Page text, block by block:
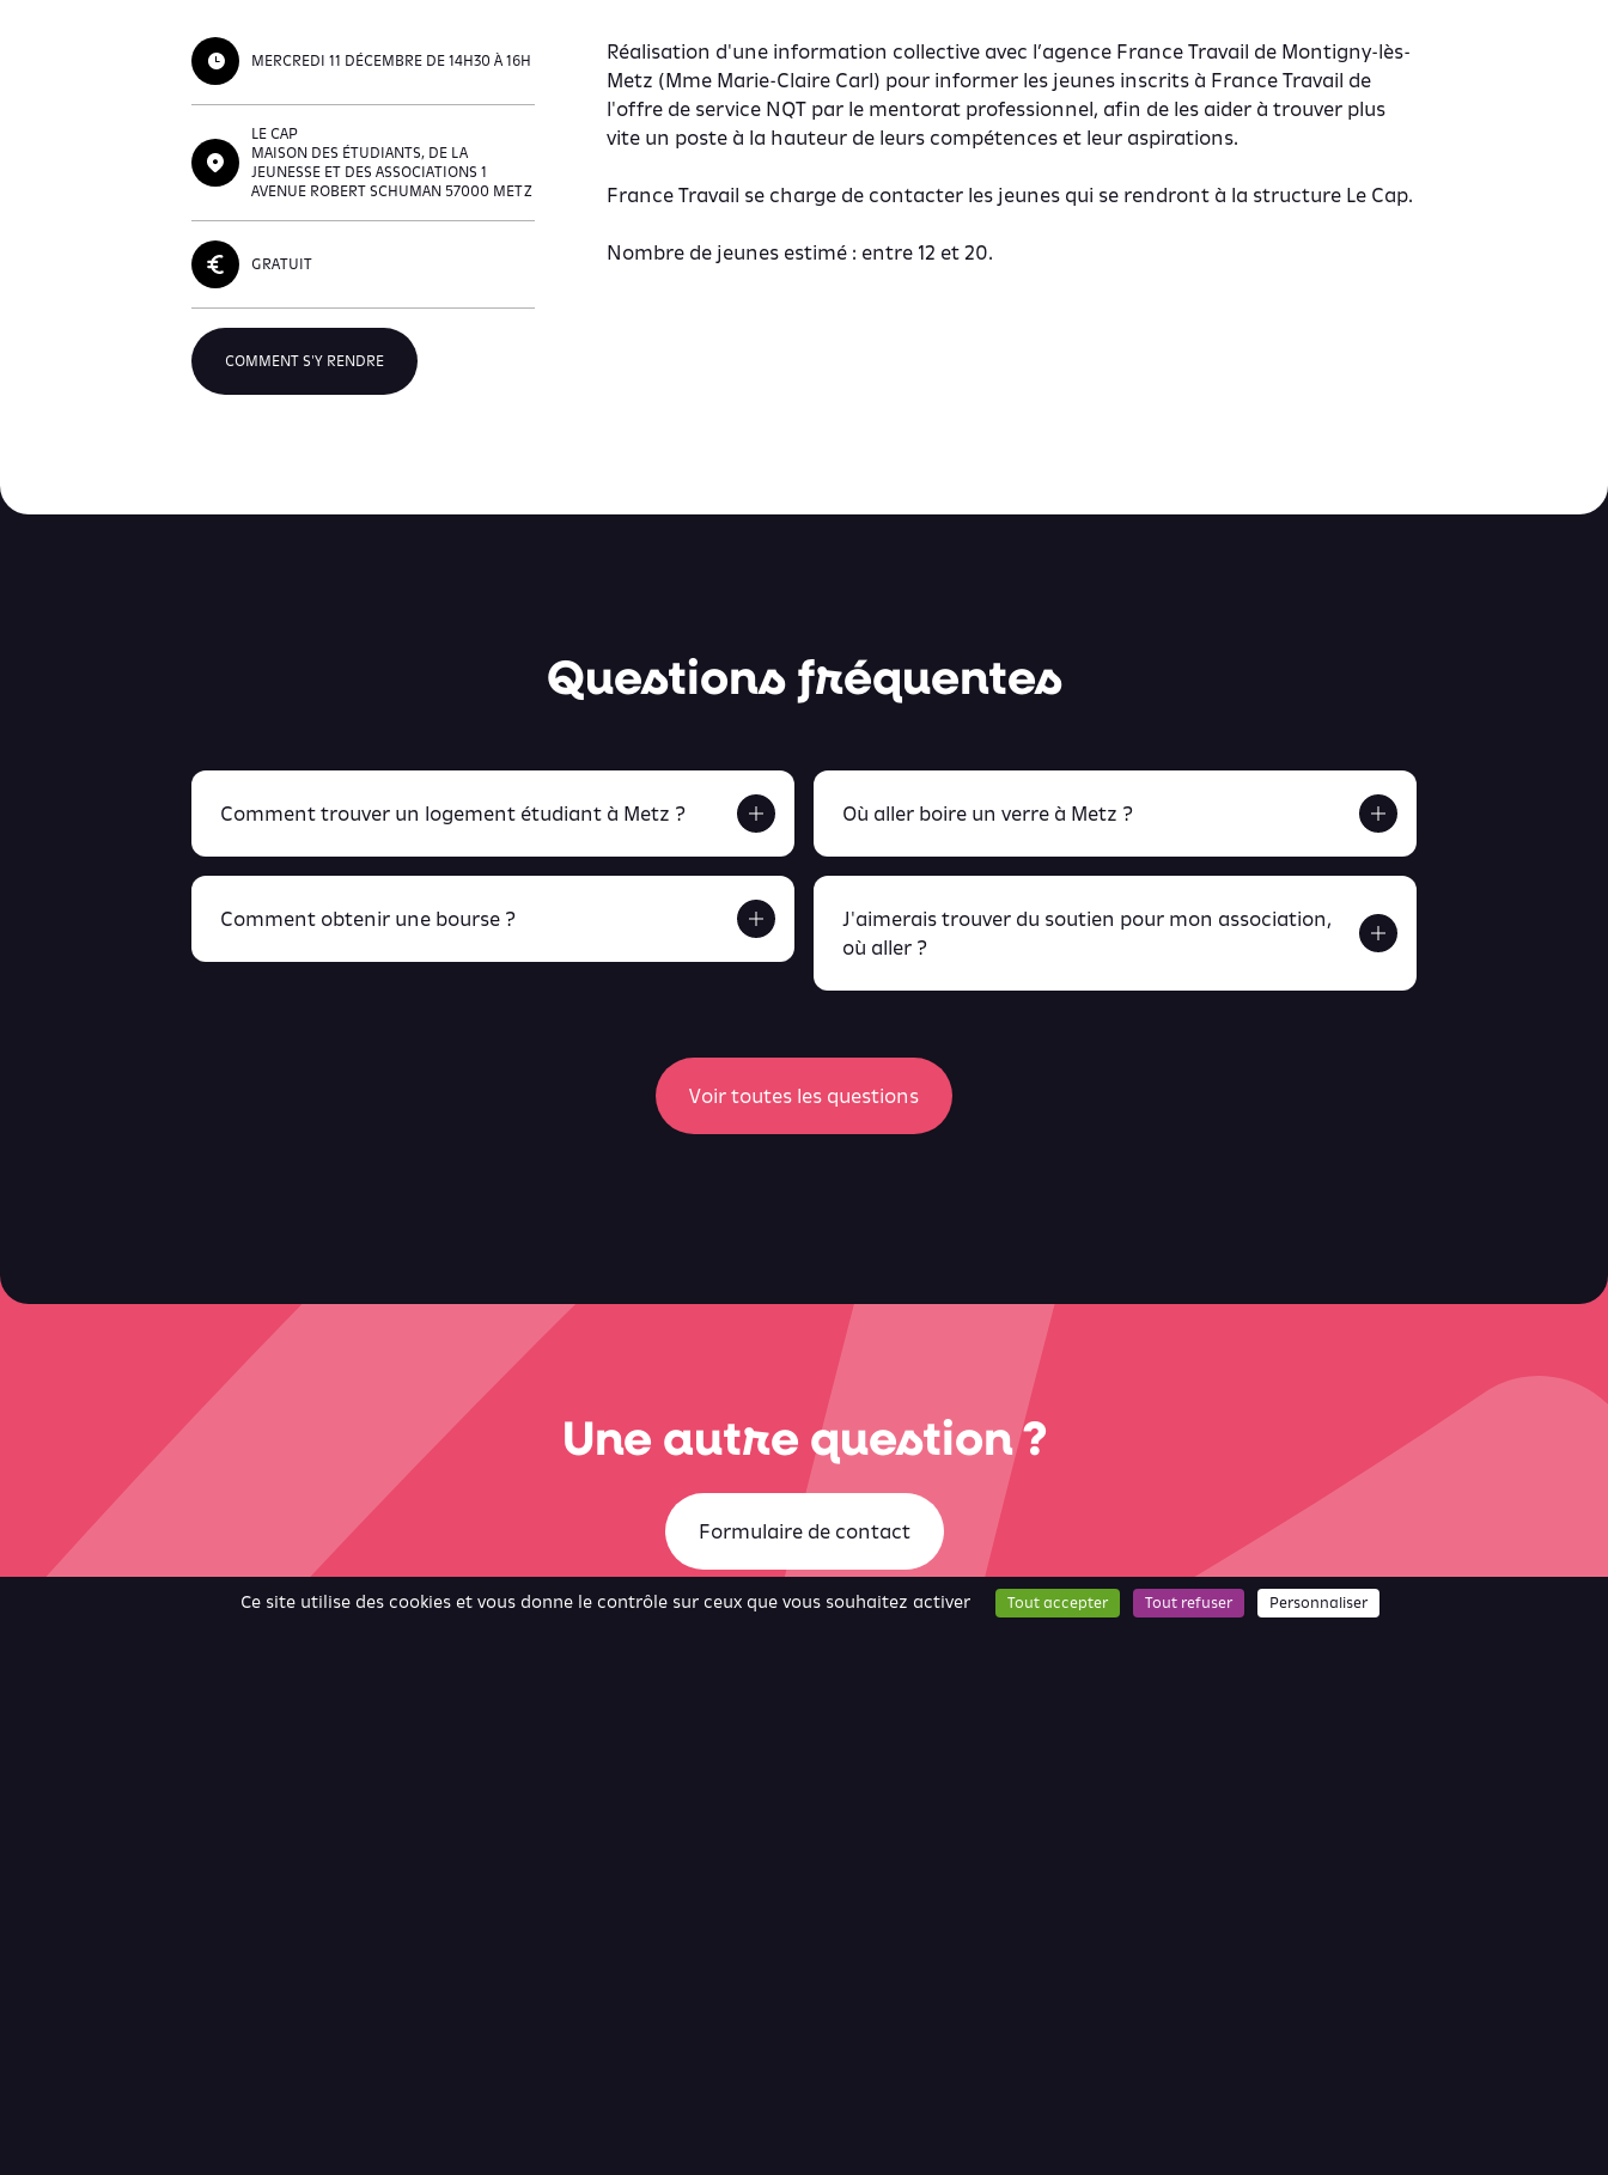
Ce site utilise des cookies et vous donne le contrôle sur ceux que vous souhaitez activer Tout accepter Tout refuser Personnaliser
MERCREDI 11 DÉCEMBRE DE 14H30 À 16H
LE CAP
MAISON DES ÉTUDIANTS, DE LA
JEUNESSE ET DES ASSOCIATIONS 1
AVENUE ROBERT SCHUMAN 57000 METZ
GRATUIT
COMMENT S'Y RENDRE
Réalisation d'une information collective avec l’agence France Travail de Montigny-lès-
Metz (Mme Marie-Claire Carl) pour informer les jeunes inscrits à France Travail de
l'offre de service NQT par le mentorat professionnel, afin de les aider à trouver plus
vite un poste à la hauteur de leurs compétences et leur aspirations.
France Travail se charge de contacter les jeunes qui se rendront à la structure Le Cap.
Nombre de jeunes estimé : entre 12 et 20.
Questions fréquentes
Comment trouver un logement étudiant à Metz ?
Retrouve tout ça en
Comment obtenir une bourse ?
Où aller boire un verre à Metz ?
J'aimerais trouver du soutien pour mon association,
où aller ?
Voir toutes les questions
Une autre question ?
Formulaire de contact